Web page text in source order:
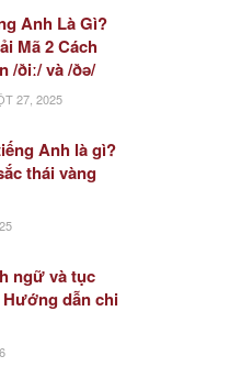
Anh Là Gì?
Mã 2 Cách
/ðiː/ và /ðə/
27, 2025
Anh là gì?
thái vàng
ngữ và tục
dẫn chi